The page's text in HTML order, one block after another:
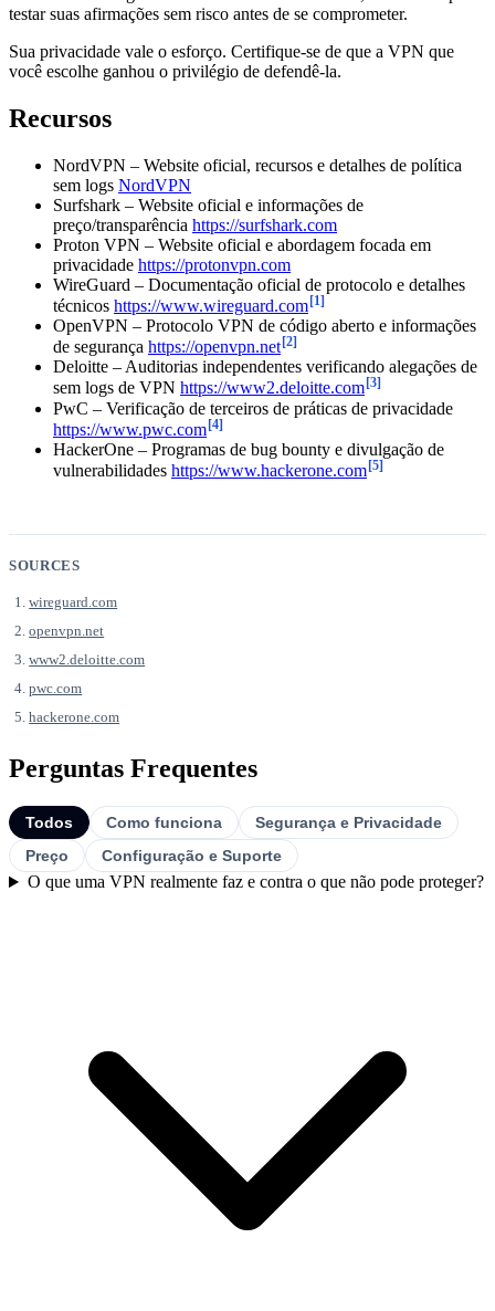
testar suas afirmações sem risco antes de se comprometer.
Sua privacidade vale o esforço. Certifique-se de que a VPN que
você escolhe ganhou o privilégio de defendê-la.
Recursos
NordVPN – Website oficial, recursos e detalhes de política
sem logs NordVPN
Surfshark – Website oficial e informações de
preço/transparência https://surfshark.com
Proton VPN – Website oficial e abordagem focada em
privacidade https://protonvpn.com
WireGuard – Documentação oficial de protocolo e detalhes
técnicos https://www.wireguard.com [1]
OpenVPN – Protocolo VPN de código aberto e informações
de segurança https://openvpn.net [2]
Deloitte – Auditorias independentes verificando alegações de
sem logs de VPN https://www2.deloitte.com [3]
PwC – Verificação de terceiros de práticas de privacidade
https://www.pwc.com [4]
HackerOne – Programas de bug bounty e divulgação de
vulnerabilidades https://www.hackerone.com [5]
SOURCES
wireguard.com
openvpn.net
www2.deloitte.com
pwc.com
hackerone.com
Perguntas Frequentes
Todos Como funciona
Segurança e Privacidade
Preço
Configuração e Suporte
O que uma VPN realmente faz e contra o que não pode proteger?